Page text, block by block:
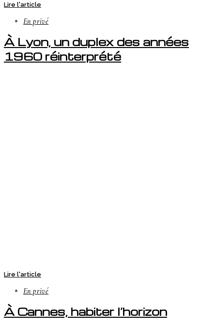
Lire l'article
En privé
À Lyon, un duplex des années
1960 réinterprété
Lire l'article
En privé
À Cannes, habiter l’horizon